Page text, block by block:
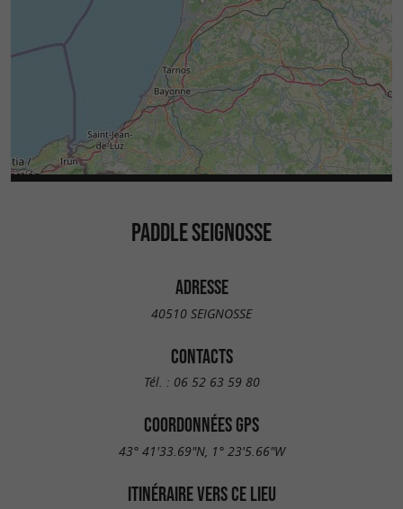
PADDLE SEIGNOSSE
ADRESSE
40510 SEIGNOSSE
CONTACTS
Tél. : 06 52 63 59 80
COORDONNÉES GPS
43° 41'33.69"N, 1° 23'5.66"W
ITINÉRAIRE VERS CE LIEU